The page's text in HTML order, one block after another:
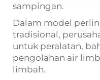
sampingan.
Dalam model
tradisional,
untuk peralatan,
pengolahan air
limbah.